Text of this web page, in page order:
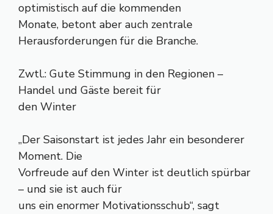
optimistisch auf die kommenden
Monate, betont aber auch zentrale
Herausforderungen für die Branche.
Zwtl.: Gute Stimmung in den Regionen –
Handel und Gäste bereit für
den Winter
„Der Saisonstart ist jedes Jahr ein besonderer
Moment. Die
Vorfreude auf den Winter ist deutlich spürbar
– und sie ist auch für
uns ein enormer Motivationsschub“, sagt